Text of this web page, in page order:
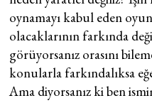
oynamayı kabul eden
olacaklarının farkında
görüyorsanız orasını
konularla farkındalıksa
Ama diyorsanız ki ben